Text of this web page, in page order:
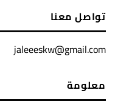
تواصل معنا
jaleeeskw@gmail.com
معلومة